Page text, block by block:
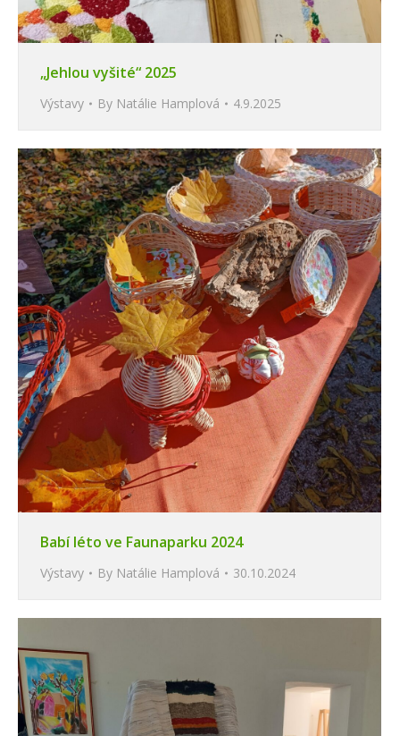
„Jehlou vyšité“ 2025
Výstavy By Natálie Hamplová 4.9.2025
Babí léto ve Faunaparku 2024
Výstavy By Natálie Hamplová 30.10.2024